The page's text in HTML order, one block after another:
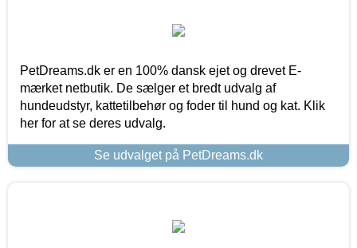
PetDreams.dk er en 100% dansk ejet og drevet E-
mærket netbutik. De sælger et bredt udvalg af
hundeudstyr, kattetilbehør og foder til hund og kat. Klik
her for at se deres udvalg.
Se udvalget på PetDreams.dk